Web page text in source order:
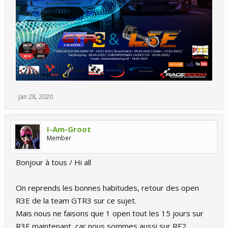
Jan 28, 2020
I-Am-Groot
Member
Bonjour à tous / Hi all
On reprends les bonnes habitudes, retour des open
R3E de la team GTR3 sur ce sujet.
Mais nous ne faisons que 1 open tout les 15 jours sur